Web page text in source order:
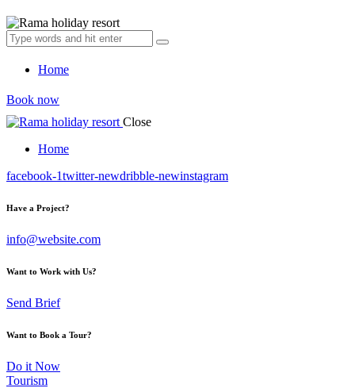
Home
Book now
Close
Home
facebook-1twitter-newdribble-newinstagram
Have a Project?
info@website.com
Want to Work with Us?
Send Brief
Want to Book a Tour?
Do it Now
Tourism